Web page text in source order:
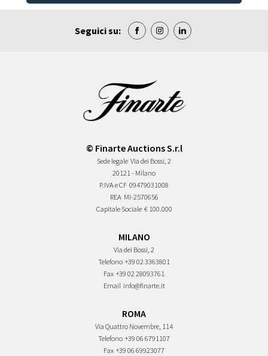
Seguici su:
© Finarte Auctions S.r.l
Sede legale Via dei Bossi, 2
20121 - Milano
P.IVA e CF 09479031008
REA MI-2570656
Capitale Sociale € 100.000
MILANO
Via dei Bossi, 2
Telefono +39 02 3363801
Fax +39 02 28093761
Email info@finarte.it
ROMA
Via Quattro Novembre, 114
Telefono +39 06 6791107
Fax +39 06 69923077